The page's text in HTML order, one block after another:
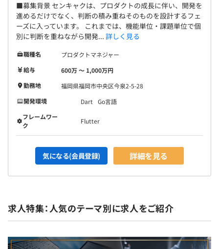
■募集背景 センキャクは、プロダクトの成長に伴い、開発を
進めるだけでなく、判断の積み重ねそのものを設計するフェ
ーズに入っています。 これまでは、機能単位・課題単位で個
別に判断を重ねながら開発... 詳しく見る
職種名
プロダクトマネジャー
給与
600万 〜 1,000万円
勤務地
福岡県福岡市中央区今泉2-5-28
開発環境
Dart
Go言語
フレームワー
ク
Flutter
気になる(会員登録) 詳細を見る
求人特集：人気のテーマ別に求人をご紹介